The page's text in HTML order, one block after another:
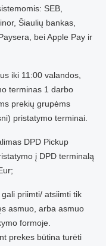
SEB,
Šiaulių bankas,
bei Apple Pay ir
iki 11:00 valandos,
terminas 1 darbo
prekių grupėms
pristatymo terminai.
DPD Pickup
į DPD terminalą
gali priimti/ atsiimti tik
asmuo, arba asmuo
formoje.
prekes būtina turėti